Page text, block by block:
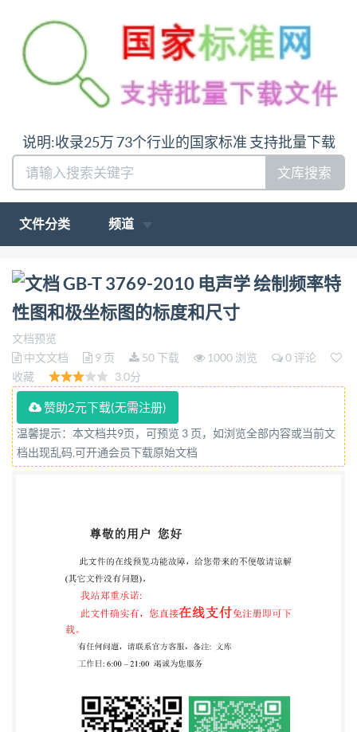
说明:收录25万 73个行业的国家标准 支持批量下载
文库搜索
文件分类 频道
问:哪里下载GB-T 3769-2010 电声学 绘制频率特性图
和极坐标图的标度和尺寸答:请联系微信:siduwenku
GB-T 3769-2010 电声学 绘制频率特
性图和极坐标图的标度和尺寸
文档预览
中文文档
9 页 50 下载 1000 浏览
0 评论
收藏
3.0分
赞助2元下载(无需注册)
温馨提示：本文档共9页，可预览 3 页，如浏览全部内容或当前文
档出现乱码,可开通会员下载原始文档